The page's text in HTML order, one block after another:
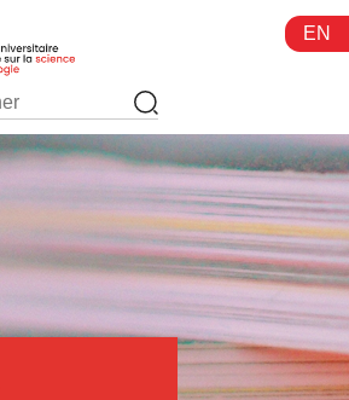
EN